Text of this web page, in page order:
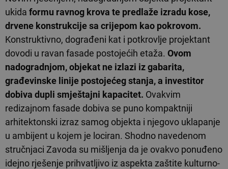
ukida formu ravnog krova te predlaže izradu kose,
drvene konstrukcije sa crijepom kao pokrovom.
Konstruktivno, dograđeni kat i potkrovlje projektant
dovodi u ravan fasade postojećih etaža. Ovom
nadogradnjom, objekat ne izlazi iz gabarita,
građevinske linije postojećeg stanja, a investitor
dobiva dupli smještajni kapacitet. Ovakvim
redizajnom fasade dobiva se puno kompaktniji
arhitektonski izraz samog objekta i njegovo uklapanje
u ambijent u kojem je lociran. Shodno navedenom
stručnjaci Zavoda su mišljenja da je ovakvo ponuđeno
idejno rješenje prihvatljivo iz aspekta zaštite kulturno-